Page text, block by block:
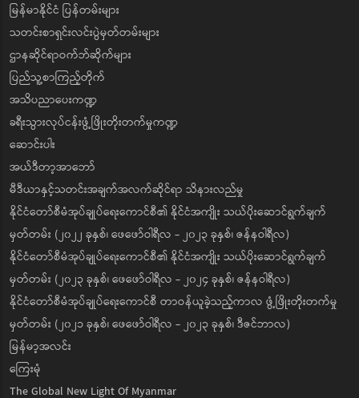
မြန်မာနိုင်ငံ ပြန်တမ်းများ
သတင်းစာရှင်းလင်းပွဲမှတ်တမ်းများ
ဌာနဆိုင်ရာဝက်ဘ်ဆိုက်များ
ပြည်သူ့စာကြည့်တိုက်
အသိပညာပေးကဏ္ဍ
ခရီးသွားလုပ်ငန်းဖွံ့ဖြိုးတိုးတက်မှုကဏ္ဍ
ဆောင်းပါး
အယ်ဒီတာ့အာဘော်
မီဒီယာနှင့်သတင်းအချက်အလက်ဆိုင်ရာ သိနားလည်မှု
နိုင်ငံတော်စီမံအုပ်ချုပ်ရေးကောင်စီ၏ နိုင်ငံအကျိုး သယ်ပိုးဆောင်ရွက်ချက်
မှတ်တမ်း (၂၀၂၂ ခုနှစ်၊ ဖေဖော်ဝါရီလ - ၂၀၂၃ ခုနှစ်၊ ဇန်နဝါရီလ)
နိုင်ငံတော်စီမံအုပ်ချုပ်ရေးကောင်စီ၏ နိုင်ငံအကျိုး သယ်ပိုးဆောင်ရွက်ချက်
မှတ်တမ်း (၂၀၂၃ ခုနှစ်၊ ဖေဖော်ဝါရီလ - ၂၀၂၄ ခုနှစ်၊ ဇန်နဝါရီလ)
နိုင်ငံတော်စီမံအုပ်ချုပ်ရေးကောင်စီ တာဝန်ယူခဲ့သည့်ကာလ ဖွံ့ဖြိုးတိုးတက်မှု
မှတ်တမ်း (၂၀၂၁ ခုနှစ်၊ ဖေဖော်ဝါရီလ - ၂၀၂၃ ခုနှစ်၊ ဒီဇင်ဘာလ)
မြန်မာ့အလင်း
ကြေးမုံ
The Global New Light Of Myanmar